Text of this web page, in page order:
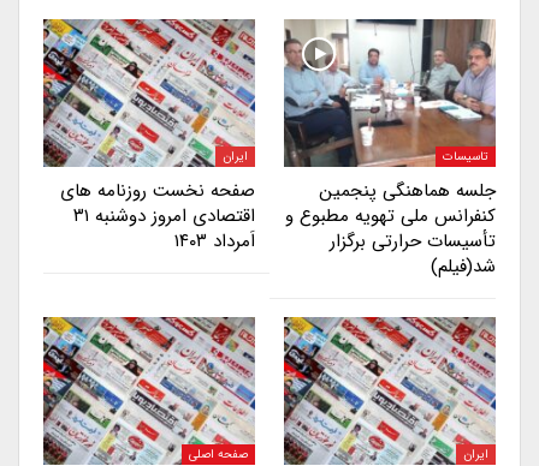
تاسیسات
جلسه هماهنگی پنجمین
کنفرانس ملی تهویه مطبوع و
تأسیسات حرارتی برگزار
شد(فیلم)
ایران
صفحه نخست روزنامه های
اقتصادی امروز دوشنبه ۳۱
اَمرداد ۱۴۰۳
ایران صفحه اصلی